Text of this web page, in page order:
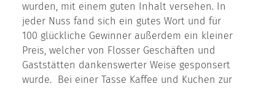
wurden, mit einem guten Inhalt versehen. In
jeder Nuss fand sich ein gutes Wort und für
100 glückliche Gewinner außerdem ein kleiner
Preis, welcher von Flosser Geschäften und
Gaststätten dankenswerter Weise gesponsert
wurde. Bei einer Tasse Kaffee und Kuchen zur